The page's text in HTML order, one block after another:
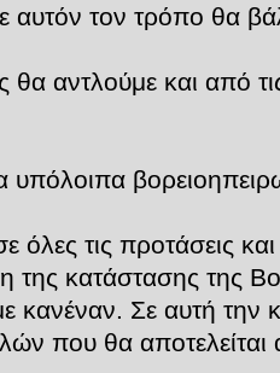
τον τρόπο θα
θα αντλούμε και από
υπόλοιπα
όλες τις προτάσεις
της κατάστασης της
κανέναν. Σε αυτή την
που θα